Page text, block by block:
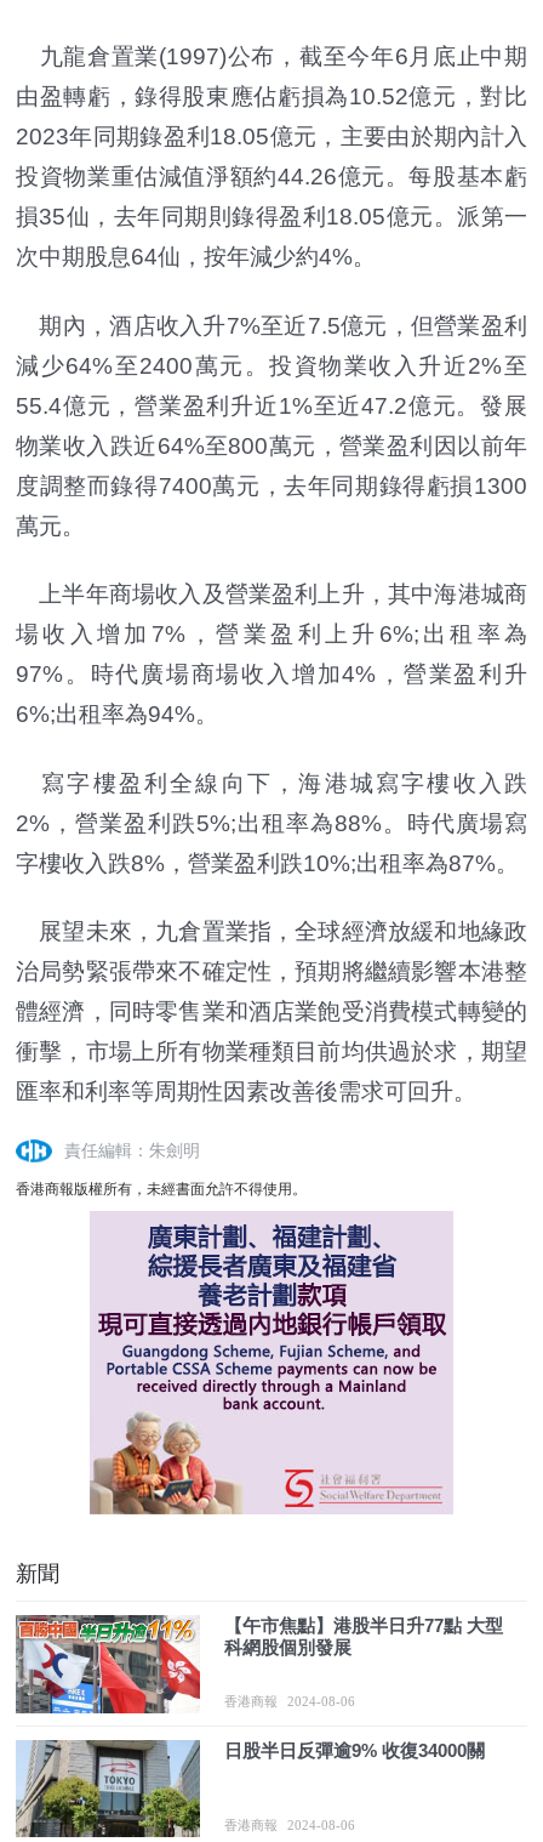
九龍倉置業(1997)公布，截至今年6月底止中期
由盈轉虧，錄得股東應佔虧損為10.52億元，對比
2023年同期錄盈利18.05億元，主要由於期內計入
投資物業重估減值淨額約44.26億元。每股基本虧
損35仙，去年同期則錄得盈利18.05億元。派第一
次中期股息64仙，按年減少約4%。
期內，酒店收入升7%至近7.5億元，但營業盈利
減少64%至2400萬元。投資物業收入升近2%至
55.4億元，營業盈利升近1%至近47.2億元。發展
物業收入跌近64%至800萬元，營業盈利因以前年
度調整而錄得7400萬元，去年同期錄得虧損1300
萬元。
上半年商場收入及營業盈利上升，其中海港城商
場收入增加7%，營業盈利上升6%;出租率為
97%。時代廣場商場收入增加4%，營業盈利升
6%;出租率為94%。
寫字樓盈利全線向下，海港城寫字樓收入跌
2%，營業盈利跌5%;出租率為88%。時代廣場寫
字樓收入跌8%，營業盈利跌10%;出租率為87%。
展望未來，九倉置業指，全球經濟放緩和地緣政
治局勢緊張帶來不確定性，預期將繼續影響本港整
體經濟，同時零售業和酒店業飽受消費模式轉變的
衝擊，市場上所有物業種類目前均供過於求，期望
匯率和利率等周期性因素改善後需求可回升。
責任編輯：朱劍明
香港商報版權所有，未經書面允許不得使用。
新聞
【午市焦點】港股半日升77點 大型
科網股個別發展
香港商報 2024-08-06
日股半日反彈逾9% 收復34000關
香港商報 2024-08-06